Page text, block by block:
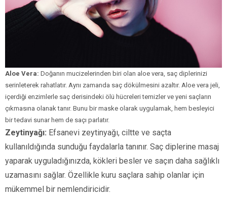
Aloe Vera: Doğanın mucizelerinden biri olan aloe vera, saç diplerinizi
serinleterek rahatlatır. Aynı zamanda saç dökülmesini azaltır. Aloe vera jeli,
içerdiği enzimlerle saç derisindeki ölü hücreleri temizler ve yeni saçların
çıkmasına olanak tanır. Bunu bir maske olarak uygulamak, hem besleyici
bir tedavi sunar hem de saçı parlatır.
Zeytinyağı: Efsanevi zeytinyağı, ciltte ve saçta
kullanıldığında sunduğu faydalarla tanınır. Saç diplerine masaj
yaparak uyguladığınızda, kökleri besler ve saçın daha sağlıklı
uzamasını sağlar. Özellikle kuru saçlara sahip olanlar için
mükemmel bir nemlendiricidir.